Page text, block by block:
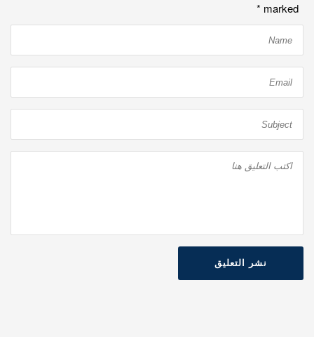
marked
*
نشر التعليق